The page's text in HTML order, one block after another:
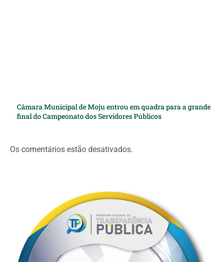
Câmara Municipal de Moju entrou em quadra para a grande
final do Campeonato dos Servidores Públicos
Os comentários estão desativados.